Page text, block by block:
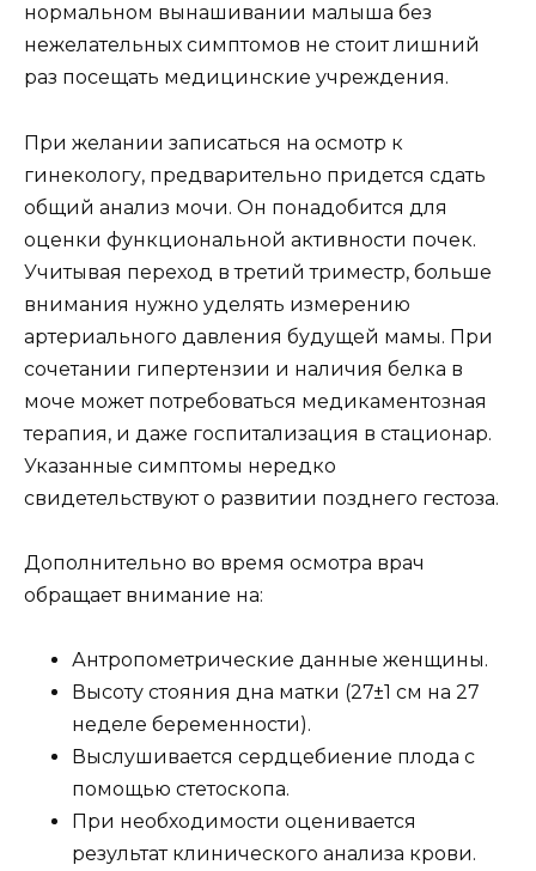
нормальном вынашивании малыша без
нежелательных симптомов не стоит лишний
раз посещать медицинские учреждения.
При желании записаться на осмотр к
гинекологу, предварительно придется сдать
общий анализ мочи. Он понадобится для
оценки функциональной активности почек.
Учитывая переход в третий триместр, больше
внимания нужно уделять измерению
артериального давления будущей мамы. При
сочетании гипертензии и наличия белка в
моче может потребоваться медикаментозная
терапия, и даже госпитализация в стационар.
Указанные симптомы нередко
свидетельствуют о развитии позднего гестоза.
Дополнительно во время осмотра врач
обращает внимание на:
Антропометрические данные женщины.
Высоту стояния дна матки (27±1 см на 27
неделе беременности).
Выслушивается сердцебиение плода с
помощью стетоскопа.
При необходимости оценивается
результат клинического анализа крови.